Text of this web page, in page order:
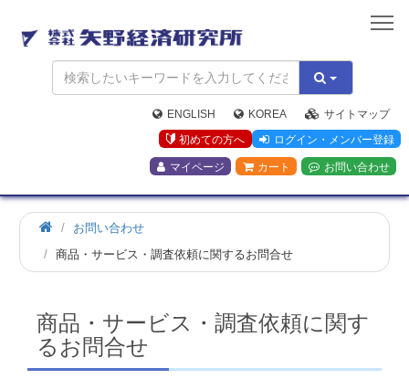
矢
野
経
済
研
究
所
ENGLISH KOREA
サイトマップ
初めての方へ
ログイン・メンバー登録
マイページ カート お問い合わせ
お問い合わせ
商品・サービス・調査依頼に関するお問合せ
商品・サービス・調査依頼に関す
るお問合せ